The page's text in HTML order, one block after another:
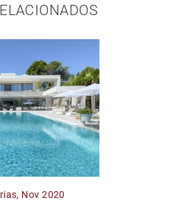
Nov 2020